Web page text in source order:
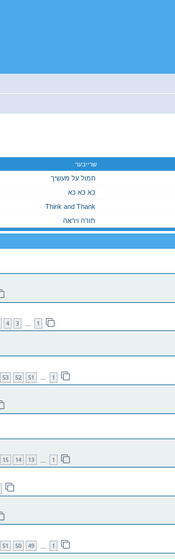
שרייבער
חמול על מעשיך
כא כא כא
Think and Thank
תורה ויראה
1
3
4
1
…
51
52
53
1
13
14
15
1
49
50
51